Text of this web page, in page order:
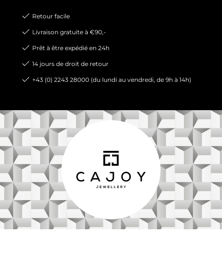
Retour facile
Livraison gratuite à €90,-
Prêt à être expédié en 24h
14 jours de droit de retour
+43 (0) 2243 28000 (du lundi au vendredi, de 9h à 14h)